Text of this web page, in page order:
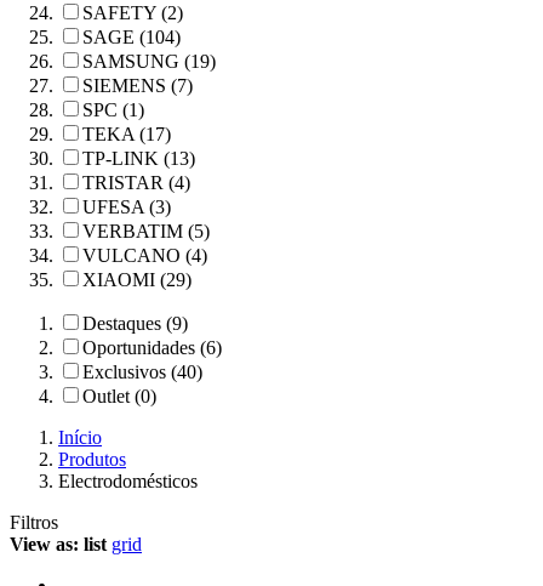
SAFETY (2)
SAGE (104)
SAMSUNG (19)
SIEMENS (7)
SPC (1)
TEKA (17)
TP-LINK (13)
TRISTAR (4)
UFESA (3)
VERBATIM (5)
VULCANO (4)
XIAOMI (29)
Destaques (9)
Oportunidades (6)
Exclusivos (40)
Outlet (0)
Início
Produtos
Electrodomésticos
Filtros
View as: list grid